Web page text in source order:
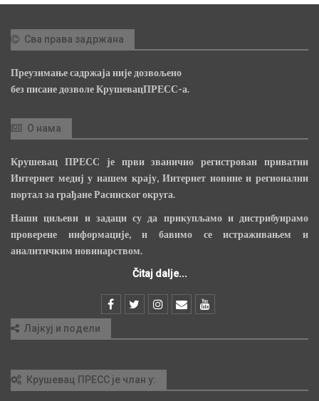
Сва права задржана
Преузимање садржаја није дозвољено
без писане дозволе КрушевацПРЕСС-а.
О нама
Крушевац ПРЕСС је први званично регистрован приватни
Интернет медиј у нашем крају, Интернет новине и регионални
портал за грађане Расинског округа.
Наши циљеви и задаци су да прикупљамо и дистрибуирамо
проверене информације, и бавимо се истраживањем и
аналитичким новинарством.
Čitaj dalje...
Лајкуј и подели
Крушевац ПРЕСС је члан у: